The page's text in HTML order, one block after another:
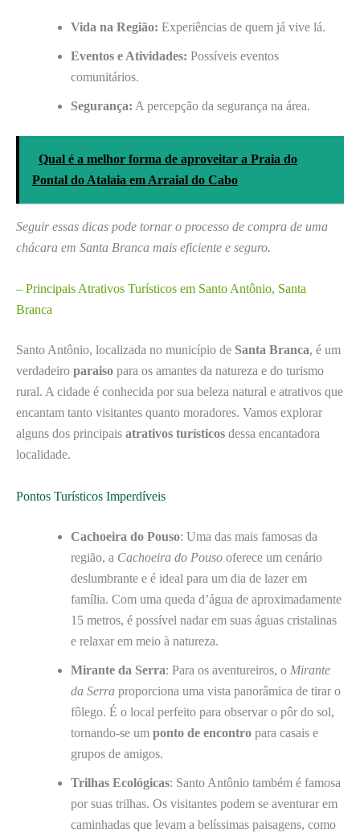
Vida na Região: Experiências de quem já vive lá.
Eventos e Atividades: Possíveis eventos
comunitários.
Segurança: A percepção da segurança na área.
Qual é a melhor forma de aproveitar a Praia do
Pontal do Atalaia em Arraial do Cabo
Seguir essas dicas pode tornar o processo de compra de uma
chácara em Santa Branca mais eficiente e seguro.
– Principais Atrativos Turísticos em Santo Antônio, Santa
Branca
Santo Antônio, localizada no município de Santa Branca, é um
verdadeiro paraiso para os amantes da natureza e do turismo
rural. A cidade é conhecida por sua beleza natural e atrativos que
encantam tanto visitantes quanto moradores. Vamos explorar
alguns dos principais atrativos turísticos dessa encantadora
localidade.
Pontos Turísticos Imperdíveis
Cachoeira do Pouso: Uma das mais famosas da
região, a Cachoeira do Pouso oferece um cenário
deslumbrante e é ideal para um dia de lazer em
família. Com uma queda d’água de aproximadamente
15 metros, é possível nadar em suas águas cristalinas
e relaxar em meio à natureza.
Mirante da Serra: Para os aventureiros, o Mirante
da Serra proporciona uma vista panorâmica de tirar o
fôlego. É o local perfeito para observar o pôr do sol,
tornando-se um ponto de encontro para casais e
grupos de amigos.
Trilhas Ecológicas: Santo Antônio também é famosa
por suas trilhas. Os visitantes podem se aventurar em
caminhadas que levam a belíssimas paisagens, como